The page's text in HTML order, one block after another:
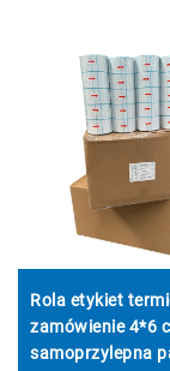
Rola etykiet
zamówienie 4*6
samoprzylepna